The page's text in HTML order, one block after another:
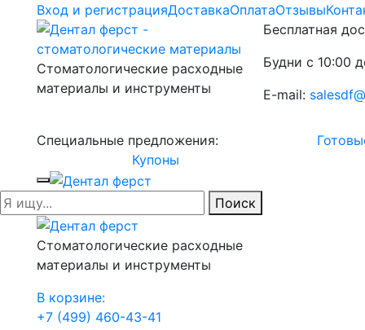
Вход и регистрацияДоставкаОплатаОтзывы
Стоматологические расходные
материалы и инструменты
Бесплатная
Будни с 10:00
E-mail:
Специальные предложения:
Купоны
Поиск
Стоматологические расходные
материалы и инструменты
В корзине:
+7 (499) 460-43-41